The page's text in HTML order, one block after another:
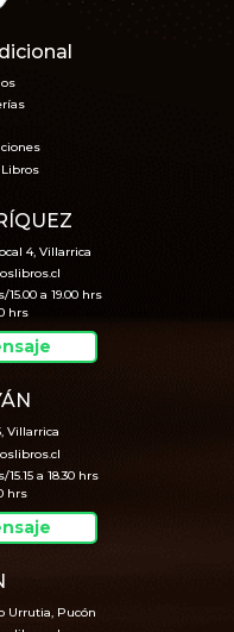
4, Villarrica
a 19.00 hrs
hrs
Villarrica
a 18.30 hrs
hrs
Urrutia, Pucón